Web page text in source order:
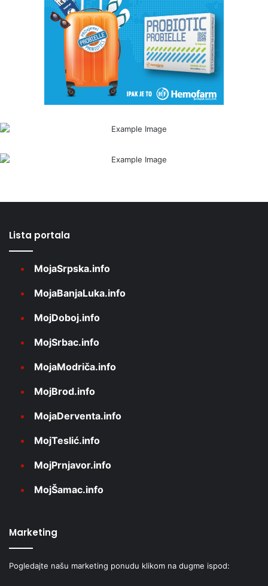
Lista portala
MojaSrpska.info
MojaBanjaLuka.info
MojDoboj.info
MojSrbac.info
MojaModriča.info
MojBrod.info
MojaDerventa.info
MojTeslić.info
MojPrnjavor.info
MojŠamac.info
Marketing
Pogledajte našu marketing ponudu klikom na dugme ispod: